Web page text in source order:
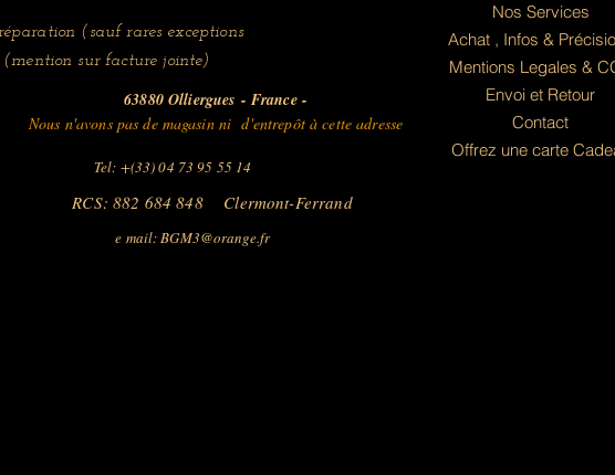
(sauf rares exceptions
(mention sur facture jointe)
Tel: +(33) 04 73 95 55 14
63880 Olliergues - France -
Nous n'avons pas de magasin ni d'entrepôt à cette adresse
Nos Services
Achat , Infos &
Mentions Legales &
Envoi et Retour
Contact
Offrez une carte
RCS: 882 684 848 Clermont-Ferrand
e mail:BGM3@orange.fr